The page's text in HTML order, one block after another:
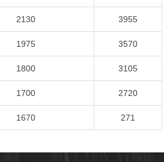
2130 3955
1975 3570
1800 3105
1700 2720
1670 271